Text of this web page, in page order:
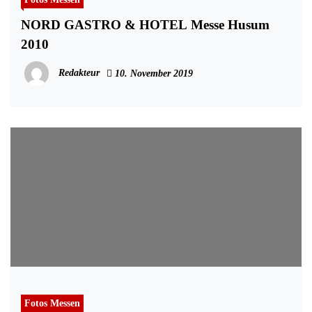
NORD GASTRO & HOTEL Messe Husum
2010
Redakteur 10. November 2019
Fotos Messen